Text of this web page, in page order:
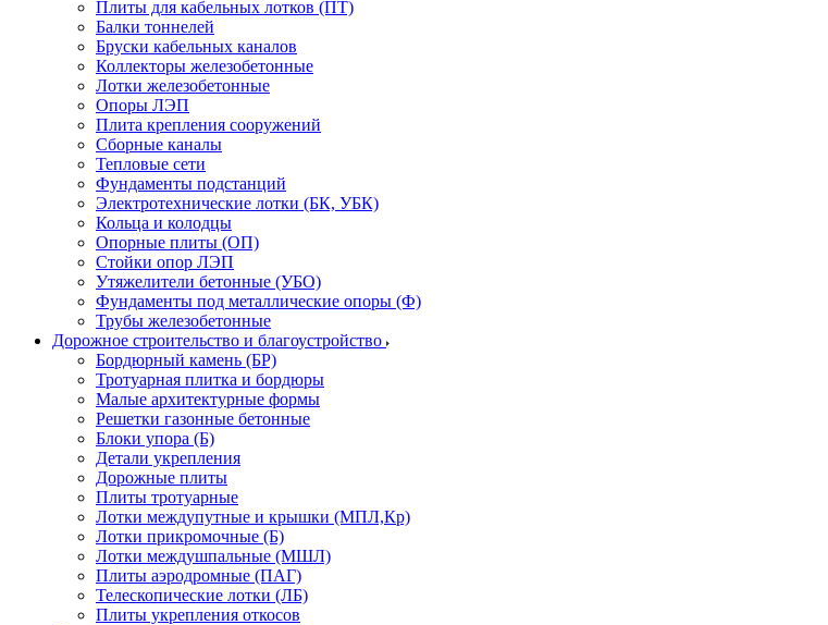
Плиты для кабельных лотков (ПТ)
Балки тоннелей
Бруски кабельных каналов
Коллекторы железобетонные
Лотки железобетонные
Опоры ЛЭП
Плита крепления сооружений
Сборные каналы
Тепловые сети
Фундаменты подстанций
Электротехнические лотки (БК, УБК)
Кольца и колодцы
Опорные плиты (ОП)
Стойки опор ЛЭП
Утяжелители бетонные (УБО)
Фундаменты под металлические опоры (Ф)
Трубы железобетонные
Дорожное строительство и благоустройство
Бордюрный камень (БР)
Тротуарная плитка и бордюры
Малые архитектурные формы
Решетки газонные бетонные
Блоки упора (Б)
Детали укрепления
Дорожные плиты
Плиты тротуарные
Лотки междупутные и крышки (МПЛ,Кр)
Лотки прикромочные (Б)
Лотки междушпальные (МШЛ)
Плиты аэродромные (ПАГ)
Телескопические лотки (ЛБ)
Плиты укрепления откосов